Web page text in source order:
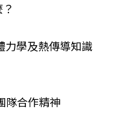
力學及熱傳導知識
隊合作精神